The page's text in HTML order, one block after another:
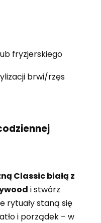
fryzjerskiego
brwi/rzęs
Classic białą z
i stwórz
rytuały staną się
i porządek – w